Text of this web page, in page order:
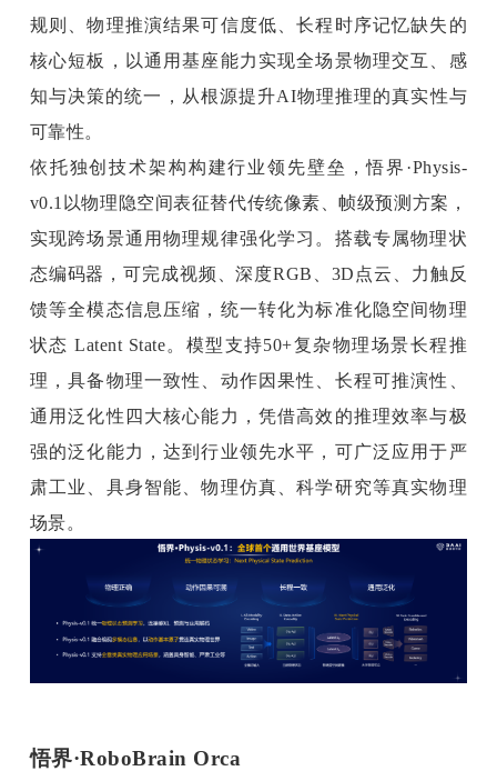
规则、物理推演结果可信度低、长程时序记忆缺失的
核心短板，以通用基座能力实现全场景物理交互、感
知与决策的统一，从根源提升AI物理推理的真实性与
可靠性。
依托独创技术架构构建行业领先壁垒，悟界·Physis-
v0.1以物理隐空间表征替代传统像素、帧级预测方案，
实现跨场景通用物理规律强化学习。搭载专属物理状
态编码器，可完成视频、深度RGB、3D点云、力触反
馈等全模态信息压缩，统一转化为标准化隐空间物理
状态 Latent State。模型支持50+复杂物理场景长程推
理，具备物理一致性、动作因果性、长程可推演性、
通用泛化性四大核心能力，凭借高效的推理效率与极
强的泛化能力，达到行业领先水平，可广泛应用于严
肃工业、具身智能、物理仿真、科学研究等真实物理
场景。
悟界·RoboBrain Orca